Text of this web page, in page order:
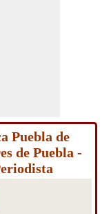
Puebla de
de Puebla -